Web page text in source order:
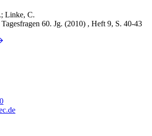
Linke, C.
60. Jg. (2010) , Heft 9, S. 40-43